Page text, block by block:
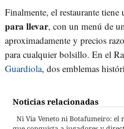
Finalmente, el restaurante tiene
para llevar, con un menú de
aproximadamente y precios
para cualquier bolsillo. En el
Guardiola, dos emblemas
Noticias relacionadas
Ni Via Veneto ni Botafumeiro: el